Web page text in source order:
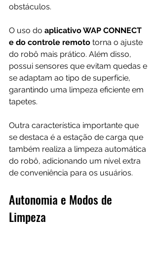
obstáculos.
O uso do aplicativo WAP CONNECT
e do controle remoto torna o ajuste
do robô mais prático. Além disso,
possui sensores que evitam quedas e
se adaptam ao tipo de superfície,
garantindo uma limpeza eficiente em
tapetes.
Outra característica importante que
se destaca é a estação de carga que
também realiza a limpeza automática
do robô, adicionando um nível extra
de conveniência para os usuários.
Autonomia e Modos de
Limpeza